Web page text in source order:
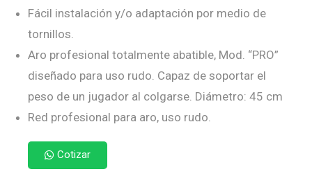
Fácil instalación y/o adaptación por medio de
tornillos.
Aro profesional totalmente abatible, Mod. “PRO”
diseñado para uso rudo. Capaz de soportar el
peso de un jugador al colgarse. Diámetro: 45 cm
Red profesional para aro, uso rudo.
Cotizar